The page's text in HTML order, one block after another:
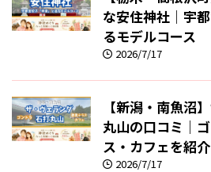
な安住神社｜宇
るモデルコース
2026/7/17
【新潟・南魚沼
丸山の口コミ｜
ス・カフェを紹介
2026/7/17